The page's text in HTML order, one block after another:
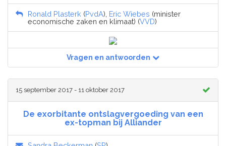
Ronald Plasterk (PvdA), Eric Wiebes (minister
economische zaken en klimaat) (VVD)
Vragen en antwoorden
15 september 2017 - 11 oktober 2017
De exorbitante ontslagvergoeding van een
ex-topman bij Alliander